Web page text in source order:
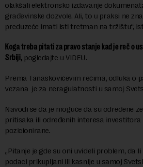
olakšali elektronsko izdavanje
građevinske dozvole. Ali, to u praksi ne
preduzeće imati isti tretman na tržištu“,
Koga treba pitati za pravo stanje kad je reč o
Srbiji, pogledajte u VIDEU.
Prema Tanaskovićevim rečima, odluka o
vezana je za neragulatnosti u samoj
Navodi se da je moguće da su određene
pritisaka ili određenih interesa investitora
pozicionirane.
„Pitanje je gde su oni uvideli problem, da
podaci prikupljani ili kasnije u samoj